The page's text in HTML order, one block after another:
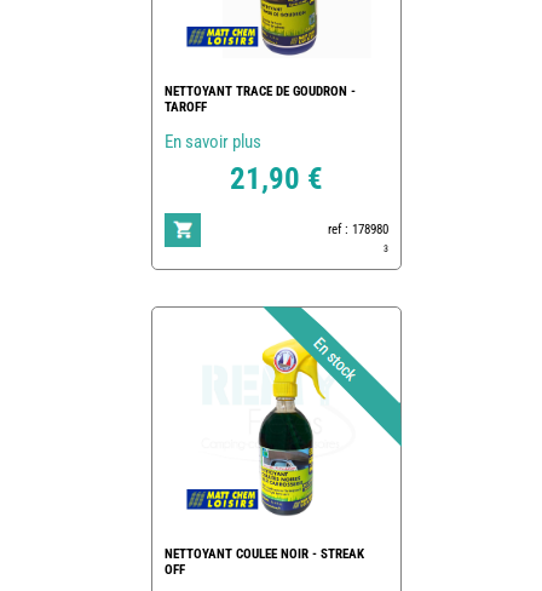
NETTOYANT TRACE DE GOUDRON -
TAROFF
En savoir plus
21,90 €
ref : 178980
3
NETTOYANT COULEE NOIR - STREAK
OFF